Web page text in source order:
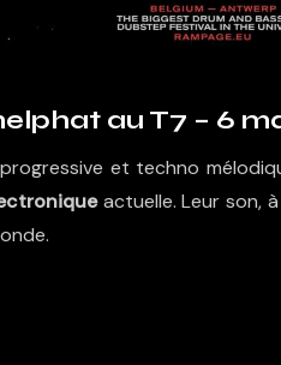
au T7 – 6
et techno
actuelle. Leur son,